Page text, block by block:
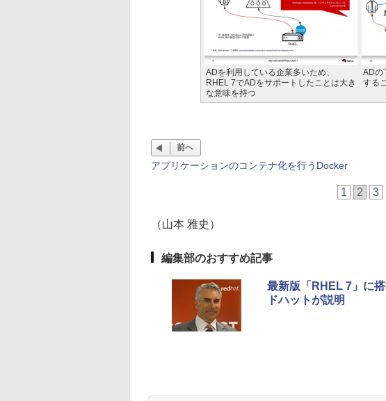
ADを利用している企業多いため、
RHEL 7でADをサポートしたことは大き
な意味を持つ
ADの
する
前へ
アプリケーションのコンテナ化を行うDocker
1 2 3
（山本 雅史）
編集部のおすすめ記事
最新版「RHEL 7」に
ドハットが説明